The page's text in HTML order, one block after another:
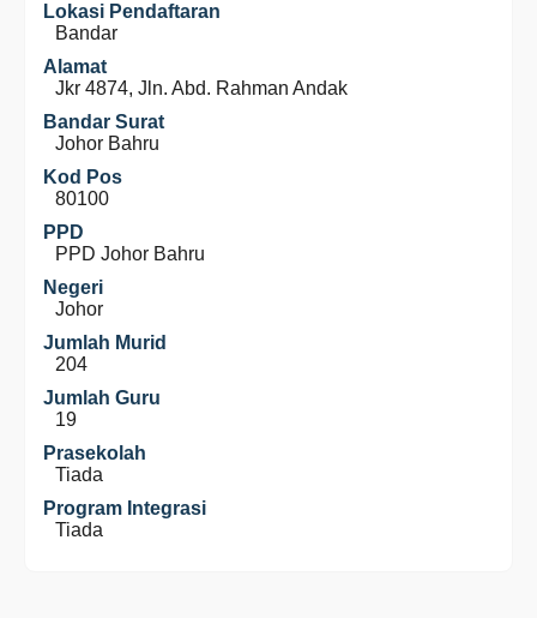
Lokasi Pendaftaran
Bandar
Alamat
Jkr 4874, Jln. Abd. Rahman Andak
Bandar Surat
Johor Bahru
Kod Pos
80100
PPD
PPD Johor Bahru
Negeri
Johor
Jumlah Murid
204
Jumlah Guru
19
Prasekolah
Tiada
Program Integrasi
Tiada